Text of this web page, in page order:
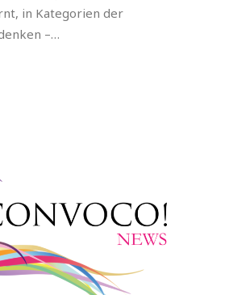
in Kategorien der
–…